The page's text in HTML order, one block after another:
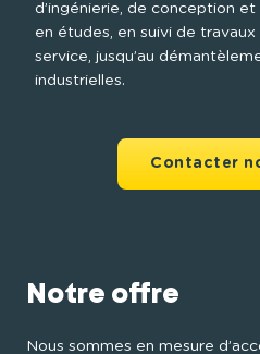
d’ingénierie, de conception
en études, en suivi de travaux
service, jusqu’au
industrielles.
Contacter
Notre offre
Nous sommes en mesure